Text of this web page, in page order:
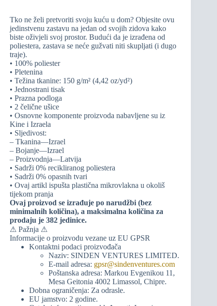
Tko ne želi pretvoriti svoju kuću u dom? Objesite ovu
jedinstvenu zastavu na jedan od svojih zidova kako
biste oživjeli svoj prostor. Budući da je izrađena od
poliestera, zastava se neće gužvati niti skupljati (i dugo
traje).
• 100% poliester
• Pletenina
• Težina tkanine: 150 g/m² (4,42 oz/yd²)
• Jednostrani tisak
• Prazna podloga
• 2 čelične ušice
• Osnovne komponente proizvoda nabavljene su iz
Kine i Izraela
• Sljedivost:
– Tkanina—Izrael
– Bojanje—Izrael
– Proizvodnja—Latvija
• Sadrži 0% recikliranog poliestera
• Sadrži 0% opasnih tvari
• Ovaj artikl ispušta plastična mikrovlakna u okoliš
tijekom pranja
Ovaj proizvod se izrađuje po narudžbi (bez
minimalnih količina), a maksimalna količina za
prodaju je 382 jedinice.
⚠ Pažnja ⚠
Informacije o proizvodu vezane uz EU GPSR
Kontaktni podaci proizvođača
Naziv: SINDEN VENTURES LIMITED.
E-mail adresa: gpsr@sindenventures.com
Poštanska adresa: Markou Evgenikou 11,
Mesa Geitonia 4002 Limassol, Chipre.
Dobna ograničenja: Za odrasle.
EU jamstvo: 2 godine.